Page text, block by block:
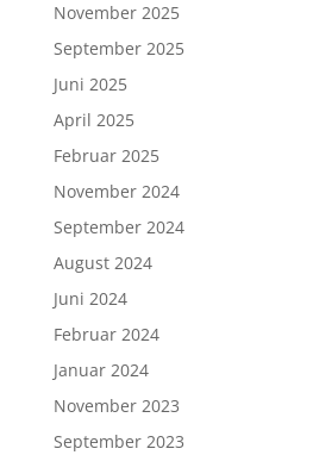
November 2025
September 2025
Juni 2025
April 2025
Februar 2025
November 2024
September 2024
August 2024
Juni 2024
Februar 2024
Januar 2024
November 2023
September 2023